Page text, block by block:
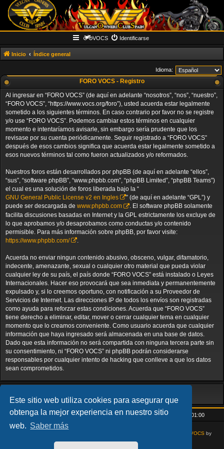
Este sitio web utiliza cookies para asegurar que
obtenga la mejor experiencia en nuestro sitio
web. Saber más
VOCS Identificarse
Inicio Índice general
Idioma:
FORO VOCS - Registro
Al ingresar en “FORO VOCS” (de aquí en adelante “nosotros”, “nos”, “nuestro”,
“FORO VOCS”, “https://www.vocs.org/foro”), usted acuerda estar legalmente
sometido a los siguientes términos. En caso contrario por favor no se registre
y/o use “FORO VOCS”. Podemos cambiar estos términos en cualquier
momento e intentaríamos avisarle, sin embargo sería prudente que los
revisase por su cuenta periódicamente. Seguir registrado a “FORO VOCS”
después de esos cambios significa que acuerda estar legalmente sometido a
esos nuevos términos tal como fueron actualizados y/o reformados.
Nuestros foros están desarrollados por phpBB (de aquí en adelante “ellos”,
“sus”, “software phpBB”, “www.phpbb.com”, “phpBB Limited”, “phpBB Teams”)
el cual es una solución de foros liberada bajo la “
GNU General Public License v2 en Ingles
” (de aquí en adelante “GPL”) y
puede ser descargada de www.phpbb.com
. El software phpBB solamente
facilita discusiones basadas en Internet y la GPL estrictamente los excluye de
lo que aprobamos y/o desaprobamos como conductas y/o contenido
permisible. Para más información sobre phpBB, por favor visite:
https://www.phpbb.com/
Acuerda no enviar ningun contenido abusivo, obsceno, vulgar, difamatorio,
indecente, amenazante, sexual o cualquier otro material que pueda violar
cualquier ley de su país, el país donde “FORO VOCS” está instalado o Leyes
Internacionales. Hacer eso provocará que sea inmediata y permanentemente
expulsado y, si lo creemos oportuno, con notificación a su Proveedor de
Servicios de Internet. Las direcciones IP de todos los envíos son registradas
como ayuda para reforzar estas condiciones. Acuerda que “FORO VOCS”
tiene derecho a eliminar, editar, mover o cerrar cualquier tema en cualquier
momento que lo creamos conveniente. Como usuario acuerda que cualquier
información que haya ingresado será almacenada en una base de datos.
Dado que esta información no será compartida con ninguna tercera parte sin
su consentimiento, ni “FORO VOCS” ni phpBB podrán considerarse
responsables por cualquier intento de hacking que conlleve a que los datos
sean comprometidos.
Inicio Índice general Todos los horarios son UTC+01:00
VOCSby
Goliardo